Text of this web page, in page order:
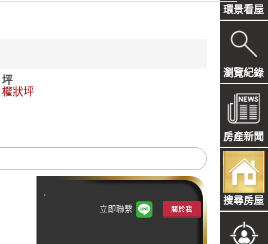
環景看屋
瀏覽紀錄
房產新聞
搜尋房屋
坪
權狀坪
關於我
立即聯繫